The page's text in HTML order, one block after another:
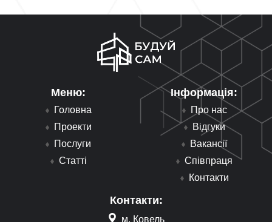
Меню:
Головна
Проекти
Послуги
Статті
Інформація:
Про нас
Відгуки
Вакансії
Співпраця
Контакти
Контакти:
м. Ковель